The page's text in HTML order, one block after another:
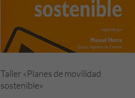
Taller «Planes de movilidad
sostenible»